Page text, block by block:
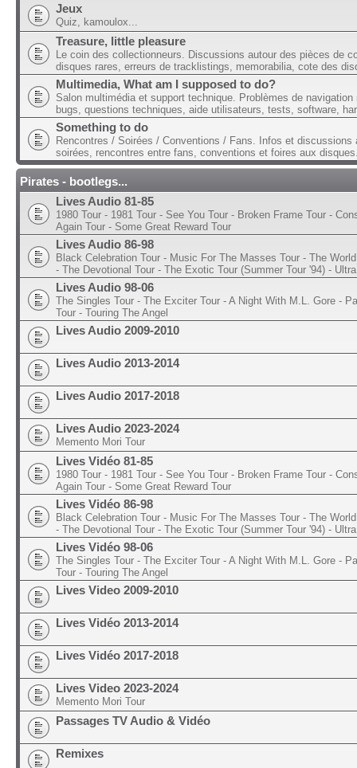
Jeux
Quiz, kamoulox...
Treasure, little pleasure
Le coin des collectionneurs. Discussions autour des pièces de
disques rares, erreurs de tracklistings, memorabilia, cote des
Multimedia, What am I supposed to do?
Salon multimédia et support technique. Problèmes de navigation
bugs, questions techniques, aide utilisateurs, tests, software,
Something to do
Rencontres / Soirées / Conventions / Fans. Infos et discussions
soirées, rencontres entre fans, conventions et foires aux
Pirates - bootlegs...
Lives Audio 81-85
1980 Tour - 1981 Tour - See You Tour - Broken Frame Tour -
Again Tour - Some Great Reward Tour
Lives Audio 86-98
Black Celebration Tour - Music For The Masses Tour - The
- The Devotional Tour - The Exotic Tour (Summer Tour '94) -
Lives Audio 98-06
The Singles Tour - The Exciter Tour - A Night With M.L. Gore -
Tour - Touring The Angel
Lives Audio 2009-2010
Lives Audio 2013-2014
Lives Audio 2017-2018
Lives Audio 2023-2024
Memento Mori Tour
Lives Vidéo 81-85
1980 Tour - 1981 Tour - See You Tour - Broken Frame Tour -
Again Tour - Some Great Reward Tour
Lives Vidéo 86-98
Black Celebration Tour - Music For The Masses Tour - The
- The Devotional Tour - The Exotic Tour (Summer Tour '94) -
Lives Vidéo 98-06
The Singles Tour - The Exciter Tour - A Night With M.L. Gore -
Tour - Touring The Angel
Lives Video 2009-2010
Lives Vidéo 2013-2014
Lives Vidéo 2017-2018
Lives Video 2023-2024
Memento Mori Tour
Passages TV Audio & Vidéo
Remixes